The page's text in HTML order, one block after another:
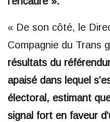
« De son côté, le
Compagnie du Trans
résultats du
apaisé dans lequel
électoral, estimant
signal fort en faveur